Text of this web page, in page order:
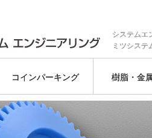
システムエ
ミツシステ
コインパーキング 樹脂・金